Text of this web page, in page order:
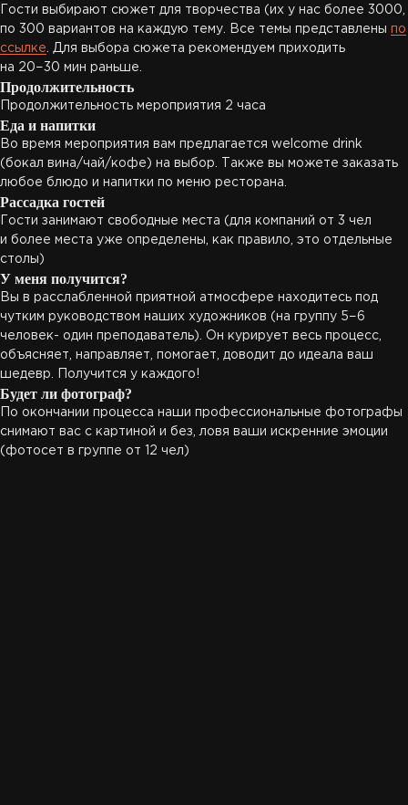
Гости выбирают сюжет для творчества (их у нас более 3000,
по 300 вариантов на каждую тему. Все темы представлены по
ссылке . Для выбора сюжета рекомендуем приходить
на 20−30 мин раньше.
Продолжительность
Продолжительность мероприятия 2 часа
Еда и напитки
Во время мероприятия вам предлагается welcome drink
(бокал вина/чай/кофе) на выбор. Также вы можете заказать
любое блюдо и напитки по меню ресторана.
Рассадка гостей
Гости занимают свободные места (для компаний от 3 чел
и более места уже определены, как правило, это отдельные
столы)
У меня получится?
Вы в расслабленной приятной атмосфере находитесь под
чутким руководством наших художников (на группу 5−6
человек- один преподаватель). Он курирует весь процесс,
объясняет, направляет, помогает, доводит до идеала ваш
шедевр. Получится у каждого!
Будет ли фотограф?
По окончании процесса наши профессиональные фотографы
снимают вас с картиной и без, ловя ваши искренние эмоции
(фотосет в группе от 12 чел)